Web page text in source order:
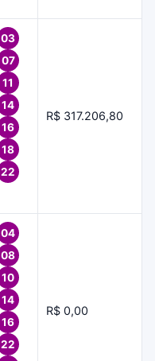
03
07
11
14
16
18
22
R$ 317.206,80
04
08
10
14
16
22
R$ 0,00